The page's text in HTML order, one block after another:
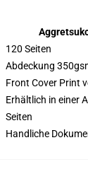
120 Seiten
Abdeckung
Front Cover Print
Erhältlich in einer
Seiten
Handliche